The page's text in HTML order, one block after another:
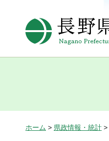
ホーム > 県政情報・統計 >